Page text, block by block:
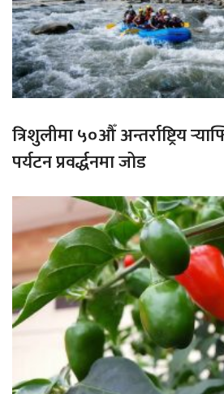
त्रिशुलीमा ५०औँ अन्तर्राष्ट्रिय
पर्यटन प्रवर्द्धनमा जोड